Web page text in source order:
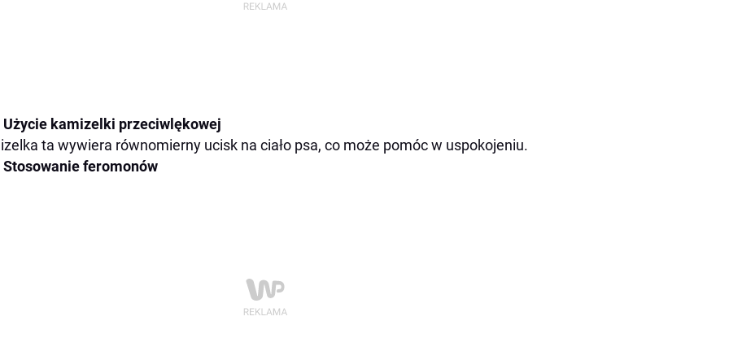
Użycie kamizelki przeciwlękowej
ta wywiera równomierny ucisk na ciało psa, co może pomóc w uspokojeniu.
Stosowanie feromonów